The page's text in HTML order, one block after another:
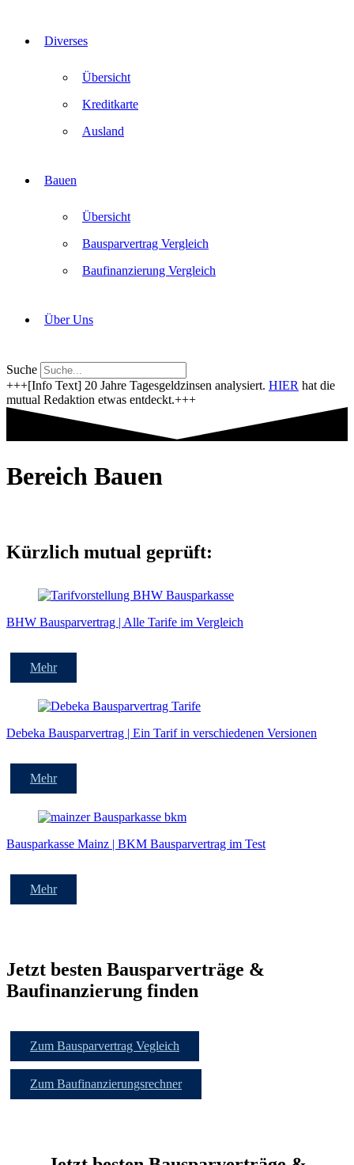
Diverses
Übersicht
Kreditkarte
Ausland
Bauen
Übersicht
Bausparvertrag Vergleich
Baufinanzierung Vergleich
Über Uns
Suche
+++[Info Text] 20 Jahre Tagesgeldzinsen analysiert. HIER hat die
mutual Redaktion etwas entdeckt.+++
Bereich Bauen
Kürzlich mutual geprüft:
BHW Bausparvertrag | Alle Tarife im Vergleich
Mehr
Debeka Bausparvertrag | Ein Tarif in verschiedenen Versionen
Mehr
Bausparkasse Mainz | BKM Bausparvertrag im Test
Mehr
Jetzt besten Bausparverträge &
Baufinanzierung finden
Zum Bausparvertrag Vegleich
Zum Baufinanzierungsrechner